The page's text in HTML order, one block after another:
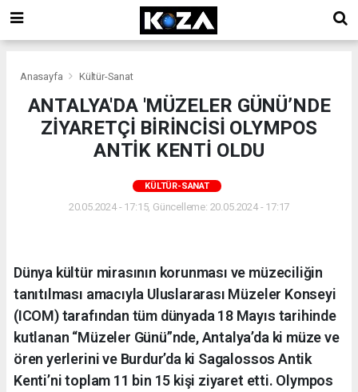
Anasayfa Kültür-Sanat
ANTALYA'DA 'MÜZELER GÜNÜ’NDE
ZİYARETÇİ BİRİNCİSİ OLYMPOS
ANTİK KENTİ OLDU
KÜLTÜR-SANAT
20.05.2024 - 17:15, Güncelleme: 20.05.2024 - 17:17
Dünya kültür mirasının korunması ve müzeciliğin
tanıtılması amacıyla Uluslararası Müzeler Konseyi
(ICOM) tarafından tüm dünyada 18 Mayıs tarihinde
kutlanan “Müzeler Günü”nde, Antalya’da ki müze ve
ören yerlerini ve Burdur’da ki Sagalossos Antik
Kenti’ni toplam 11 bin 15 kişi ziyaret etti. Olympos